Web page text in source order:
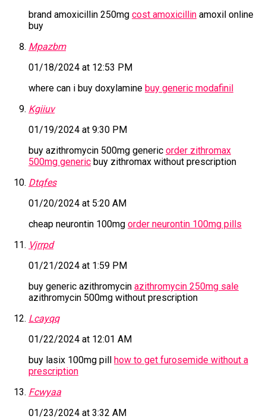
brand amoxicillin 250mg cost amoxicillin amoxil online
buy
Mpazbm
01/18/2024 at 12:53 PM
where can i buy doxylamine buy generic modafinil
Kgiiuv
01/19/2024 at 9:30 PM
buy azithromycin 500mg generic order zithromax
500mg generic buy zithromax without prescription
Dtqfes
01/20/2024 at 5:20 AM
cheap neurontin 100mg order neurontin 100mg pills
Vjrrpd
01/21/2024 at 1:59 PM
buy generic azithromycin azithromycin 250mg sale
azithromycin 500mg without prescription
Lcayqq
01/22/2024 at 12:01 AM
buy lasix 100mg pill how to get furosemide without a
prescription
Fcwyaa
01/23/2024 at 3:32 AM